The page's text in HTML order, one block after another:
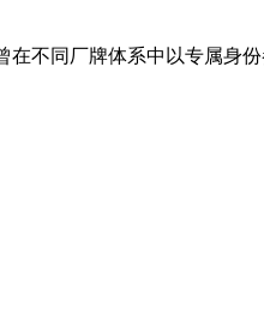
不同厂牌体系中以专属身